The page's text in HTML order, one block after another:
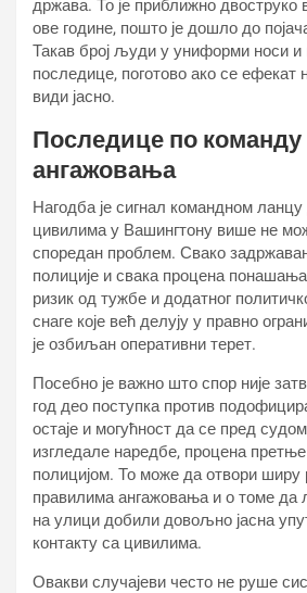
држава. То је приближно двоструко
ове године, пошто је дошло до
Такав број људи у униформи носи и
последице, поготово ако се ефекат
види јасно.
Последице по
ангажовања
Нагодба је сигнал командном ланцу
цивилима у Вашингтону више не
споредан проблем. Свако
полиције и свака процена
ризик од тужбе и додатног
снаге које већ делују у правно
је озбиљан оперативни терет.
Посебно је важно што спор није
год део поступка против
остаје и могућност да се пред
изгледале наредбе, процена
полицијом. То може да отвори ширу
правилима ангажовања и о томе да
на улици добили довољно јасна
контакту са цивилима.
Овакви случајеви често не руше